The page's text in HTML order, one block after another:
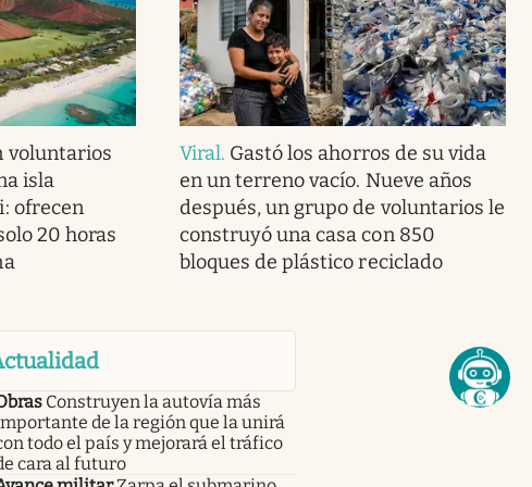
voluntarios
isla
ofrecen
20 horas
Viral. Gastó los ahorros de su vida
en un terreno vacío. Nueve años
después, un grupo de voluntarios le
construyó una casa con 850
bloques de plástico reciclado
Construyen la autovía más
de la región que la unirá
todo el país y mejorará el tráfico
cara al futuro